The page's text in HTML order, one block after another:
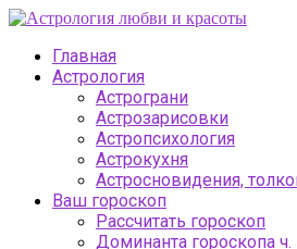
Главная
Астрология
Астрограни
Астрозарисовки
Астропсихология
Астрокухня
Астросновидения,
Ваш гороскоп
Рассчитать гороскоп
Доминанта гороскопа ч.